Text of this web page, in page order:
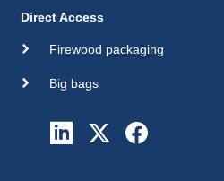
Direct Access
Firewood packaging
Big bags